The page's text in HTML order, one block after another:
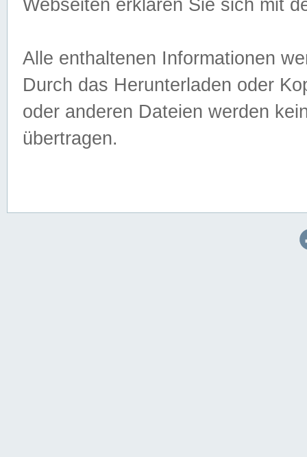
Webseiten erklären Sie sich mit
Alle enthaltenen Informationen
Durch das Herunterladen oder
oder anderen Dateien werden
übertragen.